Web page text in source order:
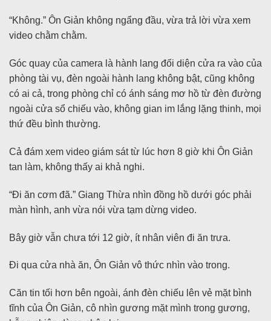
“Không.” Ôn Giản không ngẩng đầu, vừa trả lời vừa xem
video chằm chằm.
Góc quay của camera là hành lang đối diện cửa ra vào của
phòng tài vụ, đèn ngoài hành lang không bật, cũng không
có ai cả, trong phòng chỉ có ánh sáng mơ hồ từ đèn đường
ngoài cửa sổ chiếu vào, không gian im lắng lặng thinh, mọi
thứ đều bình thường.
Cả đám xem video giám sát từ lúc hơn 8 giờ khi Ôn Giản
tan làm, không thấy ai khả nghi.
“Đi ăn cơm đã.” Giang Thừa nhìn đồng hồ dưới góc phải
màn hình, anh vừa nói vừa tạm dừng video.
Bây giờ vẫn chưa tới 12 giờ, ít nhân viên đi ăn trưa.
Đi qua cửa nhà ăn, Ôn Giản vô thức nhìn vào trong.
Căn tin tối hơn bên ngoài, ánh đèn chiếu lên vẻ mặt bình
tĩnh của Ôn Giản, cô nhìn gương mặt mình trong gương,